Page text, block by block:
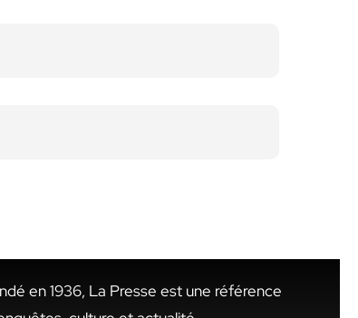
en 1936, La Presse est une référence